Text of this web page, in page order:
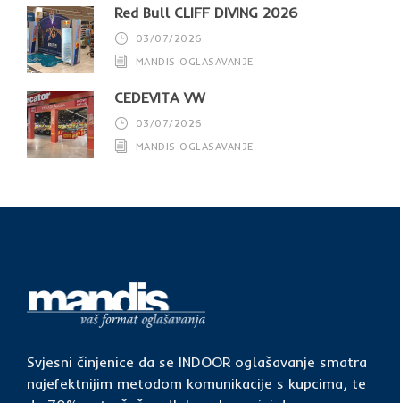
Red Bull CLIFF DIVING 2026
03/07/2026
MANDIS OGLASAVANJE
CEDEVITA VW
03/07/2026
MANDIS OGLASAVANJE
Svjesni činjenice da se INDOOR oglašavanje smatra
najefektnijim metodom komunikacije s kupcima, te